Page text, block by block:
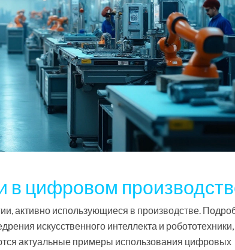
в цифровом
активно использующиеся в производстве.
искусственного интеллекта и
актуальные примеры использования цифровых